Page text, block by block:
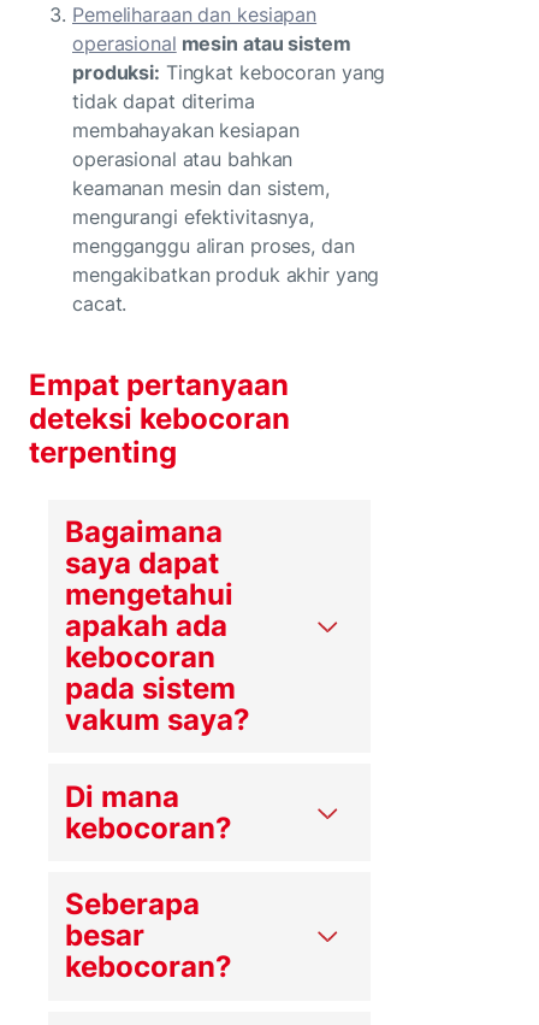
Pemeliharaan dan kesiapan
operasional mesin atau sistem
produksi: Tingkat kebocoran yang
tidak dapat diterima
membahayakan kesiapan
operasional atau bahkan
keamanan mesin dan sistem,
mengurangi efektivitasnya,
mengganggu aliran proses, dan
mengakibatkan produk akhir yang
cacat.
Empat pertanyaan
deteksi kebocoran
terpenting
Bagaimana
saya dapat
mengetahui
apakah ada
kebocoran
pada sistem
vakum saya?
Di mana
kebocoran?
Seberapa
besar
kebocoran?